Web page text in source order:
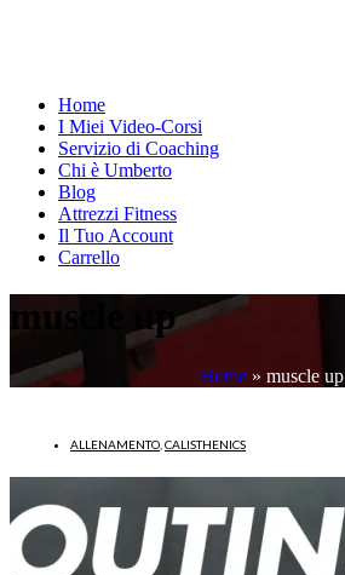
Home
I Miei Video-Corsi
Servizio di Coaching
Chi è Umberto
Blog
Attrezzi Fitness
Il Tuo Account
Carrello
muscle up
Home» muscle up
ALLENAMENTO CALISTHENICS